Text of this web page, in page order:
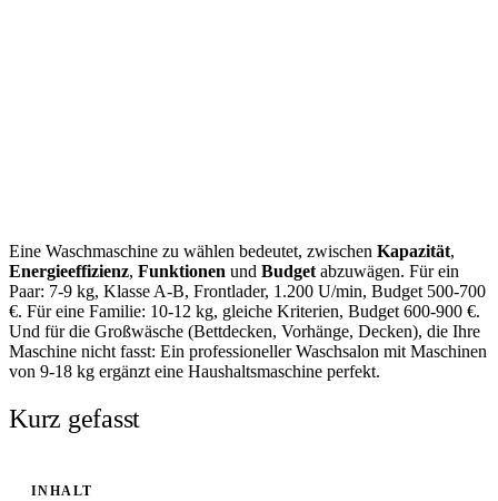
Eine Waschmaschine zu wählen bedeutet, zwischen Kapazität,
Energieeffizienz, Funktionen und Budget abzuwägen. Für ein
Paar: 7-9 kg, Klasse A-B, Frontlader, 1.200 U/min, Budget 500-700
€. Für eine Familie: 10-12 kg, gleiche Kriterien, Budget 600-900 €.
Und für die Großwäsche (Bettdecken, Vorhänge, Decken), die Ihre
Maschine nicht fasst: Ein professioneller Waschsalon mit Maschinen
von 9-18 kg ergänzt eine Haushaltsmaschine perfekt.
Kurz gefasst
INHALT